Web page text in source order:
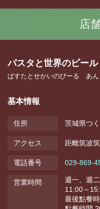
店
パスタと世界のビー
ぱすたとせかいのびーる あん
基本情報
住所 茨城県つ
アクセス 距離筑波
電話番号 029-869-
営業時間
週一、週
11:00～
最後點餐